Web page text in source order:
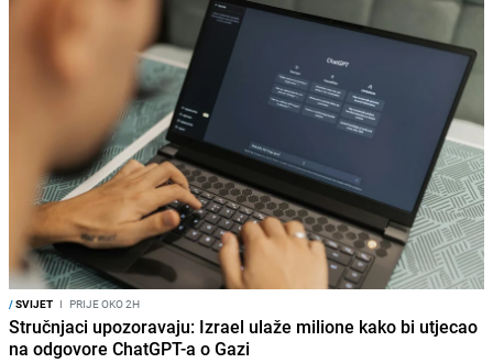
/SVIJET I PRIJE OKO 2H
Stručnjaci upozoravaju: Izrael ulaže milione kako bi utjecao
na odgovore ChatGPT-a o Gazi